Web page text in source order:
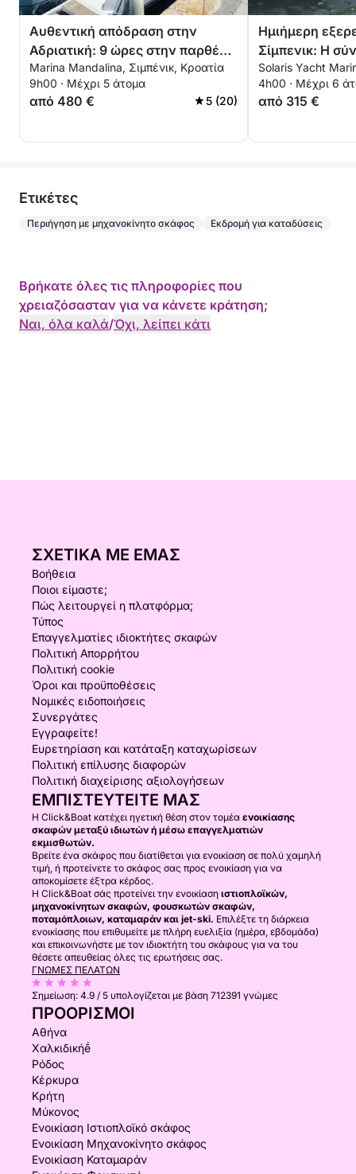
Αυθεντική απόδραση στην
Αδριατική: 9 ώρες στην παρθένα
ομορφιά του Σίμπενικ
Marina Mandalina, Σιμπένικ, Κροατία
9h00 · Μέχρι 5 άτομα
από 480 € 5 (20)
Ημιήμερη
Σίμπενικ: Η
σας με
Solaris Yacht
4h00 · Μέχρι 6
από 315 €
Eτικέτες
Περιήγηση με μηχανοκίνητο σκάφος Εκδρομή για καταδύσεις
Βρήκατε όλες τις πληροφορίες που
χρειαζόσασταν για να κάνετε κράτηση;
Ναι, όλα καλά/Όχι, λείπει κάτι
ΣΧΕΤΙΚΆ ΜΕ ΕΜΆΣ
Βοήθεια
Ποιοι είμαστε;
Πώς λειτουργεί η πλατφόρμα;
Τύπος
Επαγγελματίες ιδιοκτήτες σκαφών
Πολιτική Απορρήτου
Πολιτική cookie
Όροι και προϋποθέσεις
Νομικές ειδοποιήσεις
Συνεργάτες
Εγγραφείτε!
Ευρετηρίαση και κατάταξη καταχωρίσεων
Πολιτική επίλυσης διαφορών
Πολιτική διαχείρισης αξιολογήσεων
ΕΜΠΙΣΤΕΥΤΕΊΤΕ ΜΑΣ
Η Click&Boat κατέχει ηγετική θέση στον τομέα ενοικίασης
σκαφών μεταξύ ιδιωτών ή μέσω επαγγελματιών
εκμισθωτών.
Βρείτε ένα σκάφος που διατίθεται για ενοικίαση σε πολύ χαμηλή
τιμή, ή προτείνετε το σκάφος σας προς ενοικίαση για να
αποκομίσετε έξτρα κέρδος.
Η Click&Boat σάς προτείνει την ενοικίαση ιστιοπλοϊκών,
μηχανοκίνητων σκαφών, φουσκωτών σκαφών,
ποταμόπλοιων, καταμαράν και jet-ski. Επιλέξτε τη διάρκεια
ενοικίασης που επιθυμείτε με πλήρη ευελιξία (ημέρα, εβδομάδα)
και επικοινωνήστε με τον ιδιοκτήτη του σκάφους για να του
θέσετε απευθείας όλες τις ερωτήσεις σας.
ΓΝΏΜΕΣ ΠΕΛΑΤΏΝ
Σημείωση: 4.9 / 5 υπολογίζεται με βάση 712391 γνώμες
ΠΡΟΟΡΙΣΜΟΊ
Αθήνα
Χαλκιδικήḗ
Ρόδος
Κέρκυρα
Κρήτη
Μύκονος
Ενοικίαση Ιστιοπλοϊκό σκάφος
Ενοικίαση Μηχανοκίνητο σκάφος
Ενοικίαση Καταμαράν